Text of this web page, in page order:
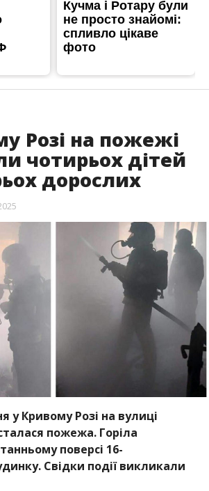
Розі на пожежі
чотирьох дітей
дорослих
у Кривому Розі на вулиці
пожежа. Горіла
поверсі 16-
Свідки події викликали